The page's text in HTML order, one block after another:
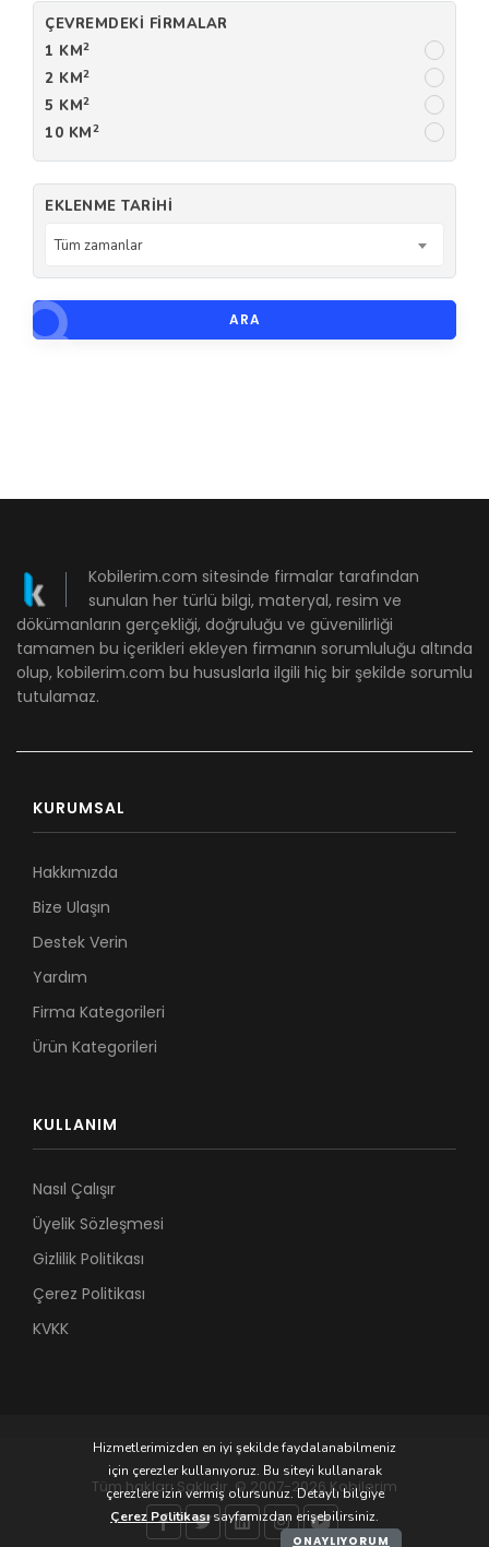
ÇEVREMDEKI FIRMALAR
1 KM2
2 KM2
5 KM2
10 KM2
EKLENME TARIHI
Tüm zamanlar
ARA
Kobilerim.com sitesinde firmalar tarafından
sunulan her türlü bilgi, materyal, resim ve
dökümanların gerçekliği, doğruluğu ve güvenilirliği
tamamen bu içerikleri ekleyen firmanın sorumluluğu altında
olup, kobilerim.com bu hususlarla ilgili hiç bir şekilde sorumlu
tutulamaz.
KURUMSAL
Hakkımızda
Bize Ulaşın
Destek Verin
Yardım
Firma Kategorileri
Ürün Kategorileri
KULLANIM
Nasıl Çalışır
Üyelik Sözleşmesi
Gizlilik Politikası
Çerez Politikası
KVKK
Tüm hakları Saklıdır. © 2007-2026 Kobilerim
Hizmetlerimizden en iyi şekilde faydalanabilmeniz
için çerezler kullanıyoruz. Bu siteyi kullanarak
çerezlere izin vermiş olursunuz. Detaylı bilgiye
Çerez Politikasısayfamızdan erişebilirsiniz.
ONAYLIYORUM